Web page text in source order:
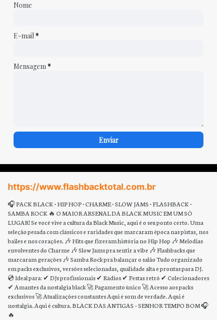
Nome
E-mail *
Mensagem *
https://www.flashbacktotal.com.br
🎧 PACK BLACK • HIP HOP • CHARME • SLOW JAMS • FLASHBACK •
SAMBA ROCK 🔥 O MAIOR ARSENAL DA BLACK MUSIC EM UM SÓ
LUGAR! Se você vive a cultura da Black Music, aqui é o seu ponto certo. Uma
seleção pesada com clássicos e raridades que marcaram época nas pistas, nos
bailes e nos corações. 🎶 Hits que fizeram história no Hip Hop 🎶 Melodias
envolventes do Charme 🎶 Slow Jams pra sentir a vibe 🎶 Flashbacks que
marcaram gerações 🎶 Samba Rock pra balançar o salão Tudo organizado
em packs exclusivos, versões selecionadas, qualidade alta e prontas para DJ.
💿 Ideal para: ✔ DJs profissionais ✔ Rádios ✔ Festas retrô ✔ Colecionadores
✔ Amantes da nostalgia black 🚀 Pagamento único 🚀 Acesso aos packs
exclusivos 🚀 Atualizações constantes Aqui é som de verdade. Aqui é
nostalgia. Aqui é cultura. BLACK DAS ANTIGAS – SENHOR TEMPO BOM 🎧
🔥